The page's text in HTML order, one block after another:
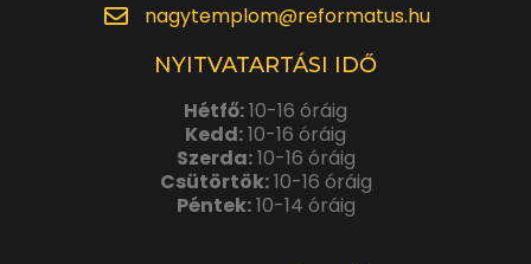
nagytemplom@reformatus.hu
NYITVATARTÁSI IDŐ
Hétfő:10-16 óráig
Kedd:10-16 óráig
Szerda:10-16 óráig
Csütörtök:10-16 óráig
Péntek:10-14 óráig